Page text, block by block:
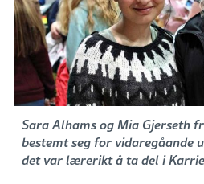
Sara Alhams og Mia Gjerseth
bestemt seg for vidaregåande
det var lærerikt å ta del i